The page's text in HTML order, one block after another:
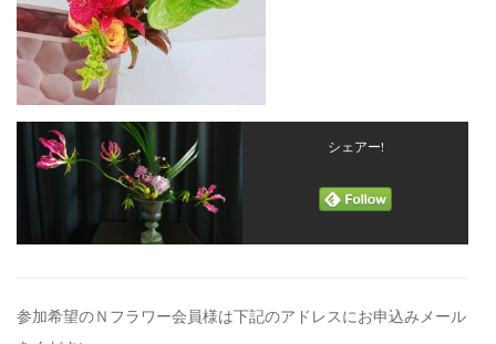
シェアー!
参加希望のＮフラワー会員様は下記のアドレスにお申込みメール